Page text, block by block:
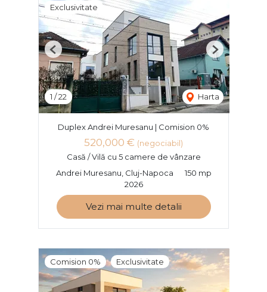
Exclusivitate
1 /22 Harta
Previous Next
Duplex Andrei Muresanu | Comision 0%
520,000 € (negociabil)
Casă / Vilă cu 5 camere de vânzare
Andrei Muresanu, Cluj-Napoca
150 mp
2026
Vezi mai multe detalii
Comision 0% Exclusivitate